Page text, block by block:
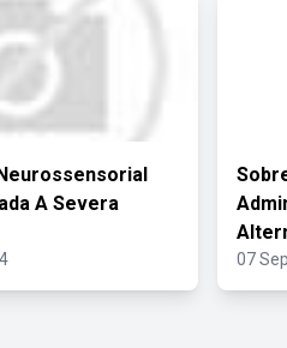
A Severa
07